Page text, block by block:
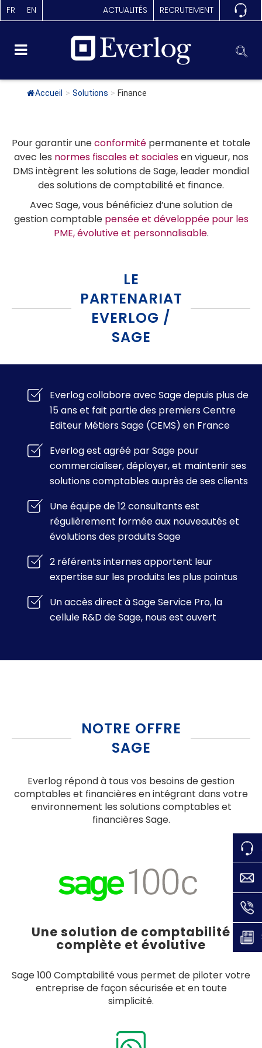
FR EN ACTUALITÉS RECRUTEMENT
Accueil > Solutions > Finance
Pour garantir uneconformité permanente et totale
avec les normes fiscales et socialesen vigueur, nos
DMS intègrent les solutions de Sage, leader mondial
des solutions de comptabilité et finance.
Avec Sage, vous bénéficiez d’une solution de
gestion comptable pensée et développée pour les
PME, évolutive et personnalisable.
LE
PARTENARIAT
EVERLOG /
SAGE
Everlog collabore avec Sage depuis plus de
15 ans et fait partie des premiers Centre
Editeur Métiers Sage (CEMS) en France
Everlog est agréé par Sage pour
commercialiser, déployer, et maintenir ses
solutions comptables auprès de ses clients
Une équipe de 12 consultants est
régulièrement formée aux nouveautés et
évolutions des produits Sage
2 référents internes apportent leur
expertise sur les produits les plus pointus
Un accès direct à Sage Service Pro, la
cellule R&D de Sage, nous est ouvert
NOTRE OFFRE
SAGE
Everlog répond à tous vos besoins de gestion
comptables et financières en intégrant dans votre
environnement les solutions comptables et
financières Sage.
Une solution de comptabilité
complète et évolutive
Sage 100 Comptabilité vous permet de piloter votre
entreprise de façon sécurisée et en toute
simplicité.